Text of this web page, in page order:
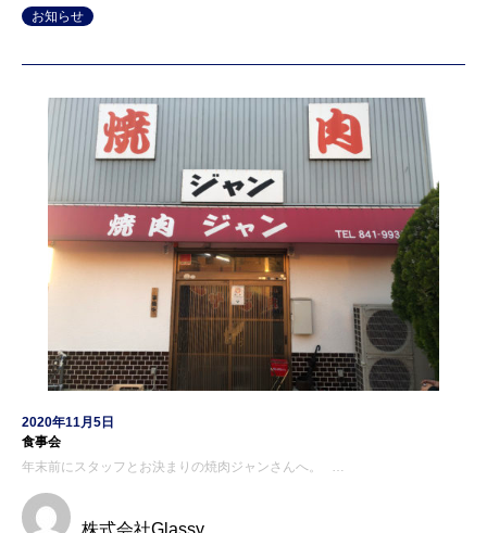
お知らせ
2020年11月5日
食事会
年末前にスタッフとお決まりの焼肉ジャンさんへ。 …